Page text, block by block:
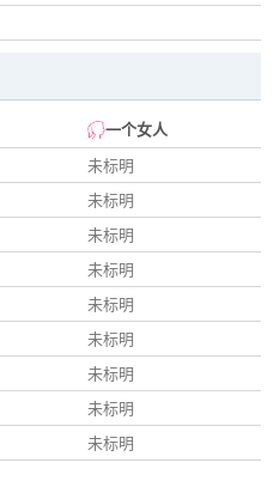
一个女人
未标明
未标明
未标明
未标明
未标明
未标明
未标明
未标明
未标明